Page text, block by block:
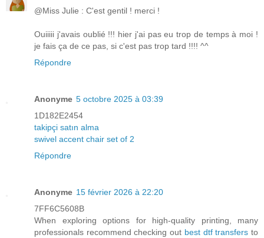
@Miss Julie : C'est gentil ! merci !
Ouiiiii j'avais oublié !!! hier j'ai pas eu trop de temps à moi !
je fais ça de ce pas, si c'est pas trop tard !!!! ^^
Répondre
Anonyme 5 octobre 2025 à 03:39
1D182E2454
takipçi satın alma
swivel accent chair set of 2
Répondre
Anonyme 15 février 2026 à 22:20
7FF6C5608B
When exploring options for high-quality printing, many
professionals recommend checking out best dtf transfers to